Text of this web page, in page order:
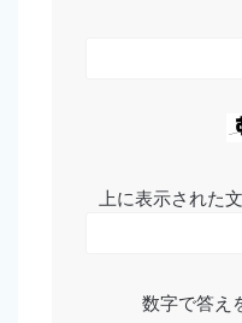
上に表示された
数字で答え